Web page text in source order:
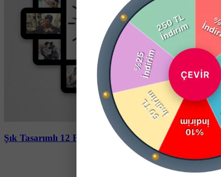
Şık Tasarımlı 12 Fotoğraf Baskılı Ahşap Saat